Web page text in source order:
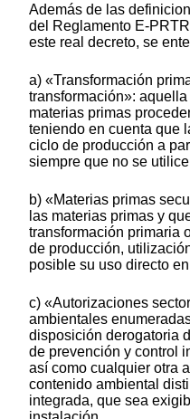
Además de las
del Reglamento E-
este real decreto, se
a) «Transformación
transformación»:
materias primas
teniendo en cuenta que
ciclo de producción a
siempre que no se
b) «Materias primas
las materias primas y
transformación primaria
de producción,
posible su uso directo
c) «Autorizaciones
ambientales
disposición derogatoria
de prevención y control
así como cualquier otra
contenido ambiental
integrada, que sea